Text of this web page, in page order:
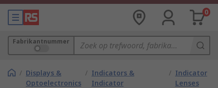
0
Fabrikantnummer
/ Displays &
Optoelectronics
/ Indicators &
Indicator
/ Indicator
Lenses